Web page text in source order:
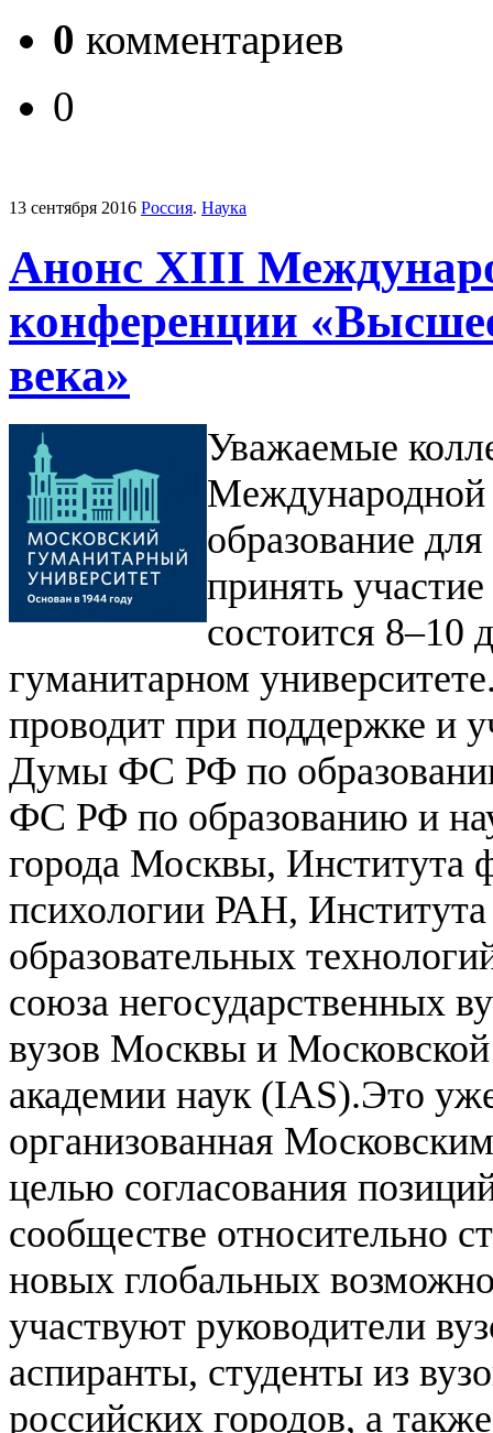
0 комментариев
0
13 сентября 2016 Россия. Наука
Анонс ХIII
конференции
века»
Уважаемые
Международной
образование
принять
состоится 8–10
гуманитарном
проводит при поддержке и
Думы ФС РФ по
ФС РФ по образованию и
города Москвы, Института
психологии РАН,
образовательных
союза негосударственных
вузов Москвы и
академии наук (IAS).Это
организованная
целью согласования
сообществе относительно
новых глобальных
участвуют руководители
аспиранты, студенты из
российских городов, а